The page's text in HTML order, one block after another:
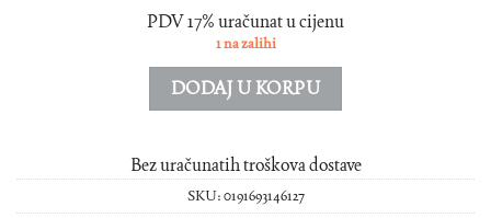
PDV 17% uračunat u cijenu
1 na zalihi
DODAJ U KORPU
Bez uračunatih troškova dostave
SKU:0191693146127